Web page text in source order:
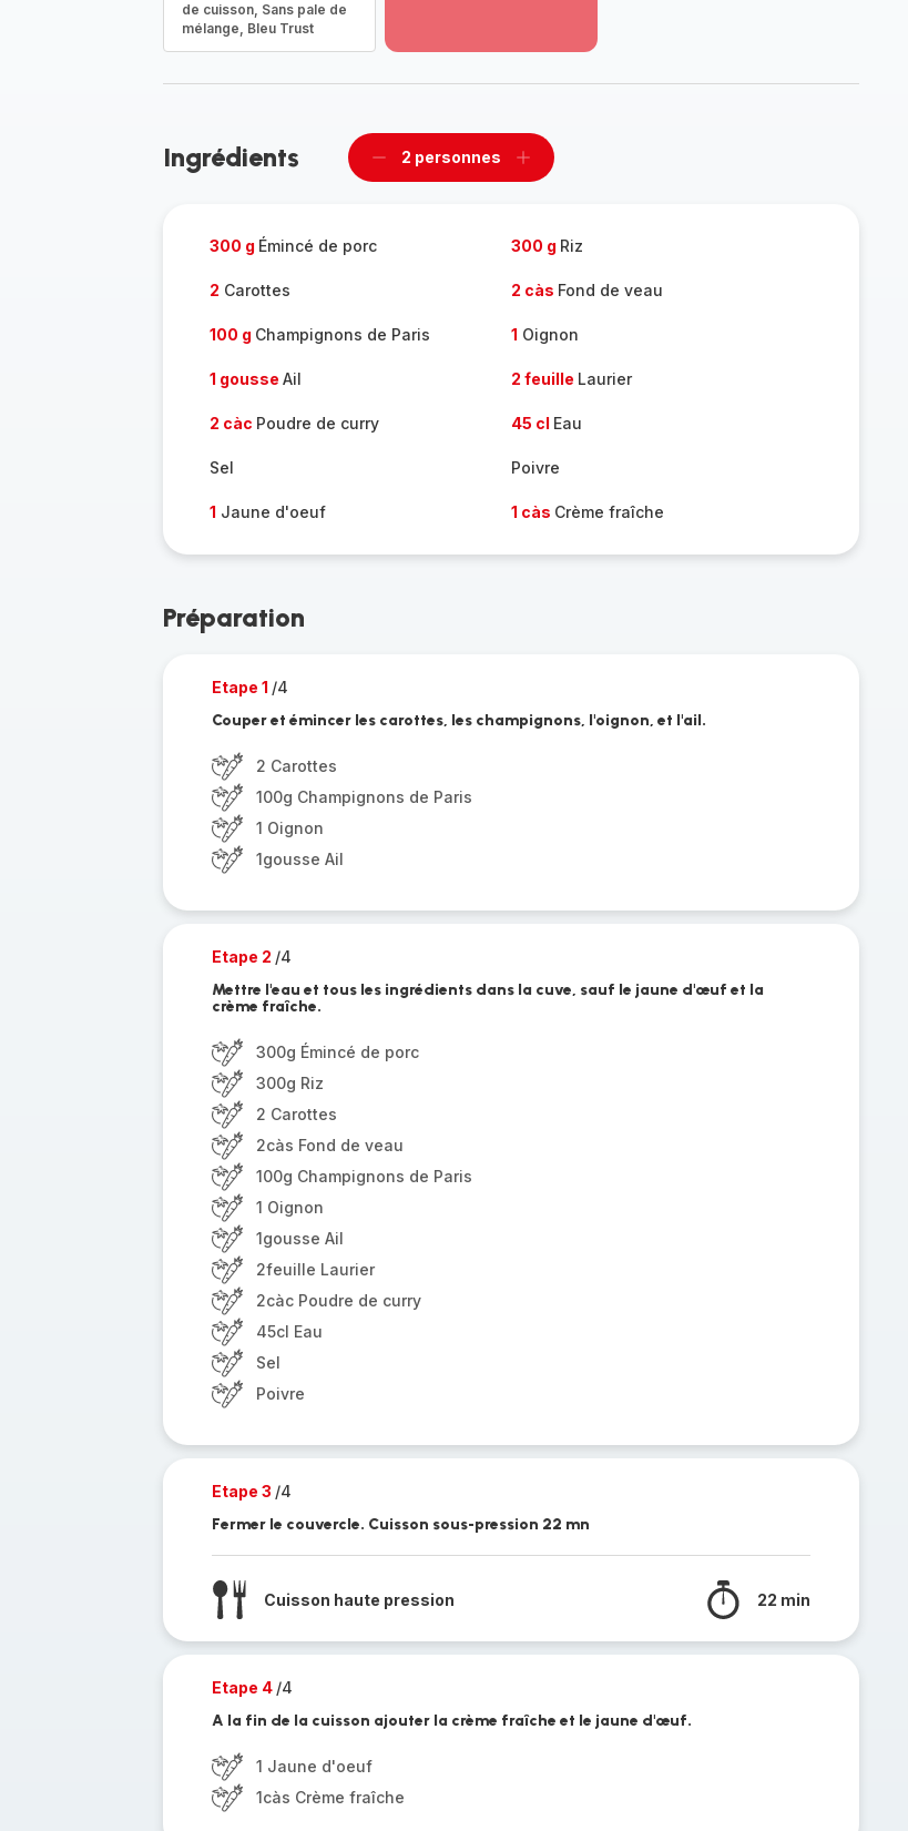
de cuisson, Sans pale de
mélange, Bleu Trust
gamme
Ingrédients
Supprimer
2 personnes
Ajouter
300 g Émincé de porc 300 g Riz
2 Carottes 2 càs Fond de veau
100 g Champignons de Paris 1 Oignon
1 gousse Ail 2 feuille Laurier
2 càc Poudre de curry 45 cl Eau
Sel Poivre
1 Jaune d'oeuf 1 càs Crème fraîche
Préparation
Etape 1 /4
Couper et émincer les carottes, les champignons, l'oignon, et l'ail.
2 Carottes
100g Champignons de Paris
1 Oignon
1gousse Ail
Etape 2 /4
Mettre l'eau et tous les ingrédients dans la cuve, sauf le jaune d'œuf et la
crème fraîche.
300g Émincé de porc
300g Riz
2 Carottes
2càs Fond de veau
100g Champignons de Paris
1 Oignon
1gousse Ail
2feuille Laurier
2càc Poudre de curry
45cl Eau
Sel
Poivre
Etape 3 /4
Fermer le couvercle. Cuisson sous-pression 22 mn
Cuisson haute pression 22 min
Etape 4 /4
A la fin de la cuisson ajouter la crème fraîche et le jaune d'œuf.
1 Jaune d'oeuf
1càs Crème fraîche